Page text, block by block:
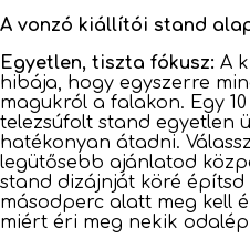
A vonzó kiállítói stand
Egyetlen, tiszta fókusz: A
hibája, hogy egyszerre
magukról a falakon. Egy
telezsúfolt stand egyetlen
hatékonyan átadni.
legütősebb ajánlatod
stand dizájnját köré
másodperc alatt meg kell
miért éri meg nekik